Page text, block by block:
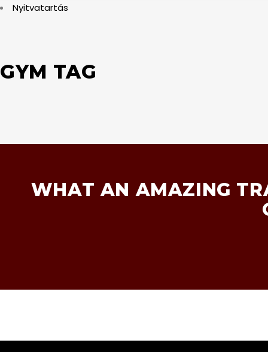
Nyitvatartás
GYM TAG
WHAT AN AMAZING